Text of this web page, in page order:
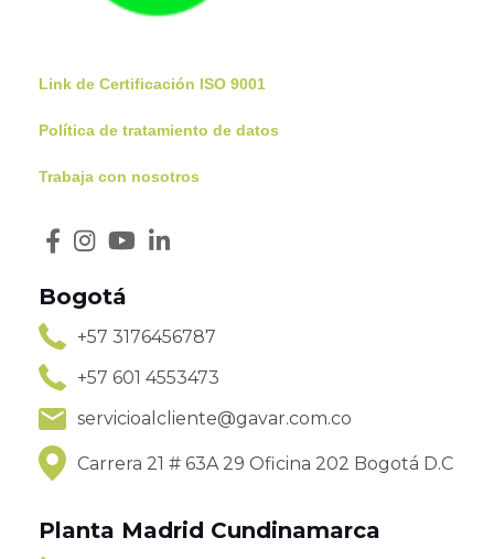
Link de Certificación ISO 9001
Política de tratamiento de datos
Trabaja con nosotros
Bogotá
+57 3176456787
+57 601 4553473
servicioalcliente@gavar.com.co
Carrera 21 # 63A 29 Oficina 202 Bogotá D.C
Planta Madrid Cundinamarca